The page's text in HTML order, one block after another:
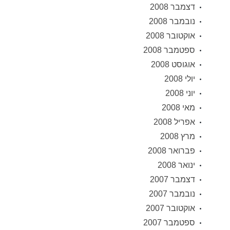
דצמבר 2008
נובמבר 2008
אוקטובר 2008
ספטמבר 2008
אוגוסט 2008
יולי 2008
יוני 2008
מאי 2008
אפריל 2008
מרץ 2008
פברואר 2008
ינואר 2008
דצמבר 2007
נובמבר 2007
אוקטובר 2007
ספטמבר 2007